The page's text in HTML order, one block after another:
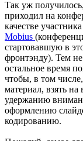
Так уж
приходил на
качестве
Mobius
стартовавшую в
фронтэнду). Тем не
остальное время
чтобы, в том
материал, взять
удержанию
оформлению
кодированию.